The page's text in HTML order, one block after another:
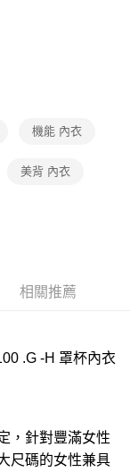
機能 內衣
美背 內衣
相關推薦
.G -H 罩杯內衣
，針對豐滿女性
尺碼的女性兼具